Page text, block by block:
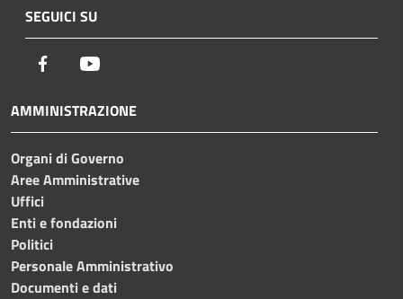
SEGUICI SU
Facebook
AMMINISTRAZIONE
Organi di Governo
Aree Amministrative
Uffici
Enti e fondazioni
Politici
Personale Amministrativo
Documenti e dati